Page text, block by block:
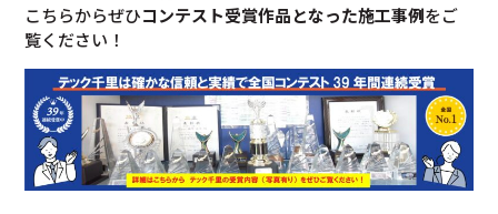
こちらからぜひコンテスト受賞作品となった施工事例をご
覧ください！